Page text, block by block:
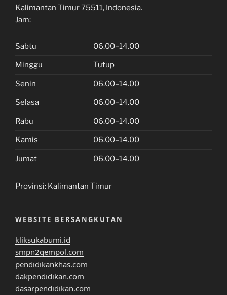
Kalimantan Timur 75511, Indonesia.
Jam:
Sabtu 06.00–14.00
Minggu Tutup
Senin 06.00–14.00
Selasa 06.00–14.00
Rabu 06.00–14.00
Kamis 06.00–14.00
Jumat 06.00–14.00
Provinsi: Kalimantan Timur
WEBSITE BERSANGKUTAN
kliksukabumi.id
smpn2gempol.com
pendidikankhas.com
dakpendidikan.com
dasarpendidikan.com